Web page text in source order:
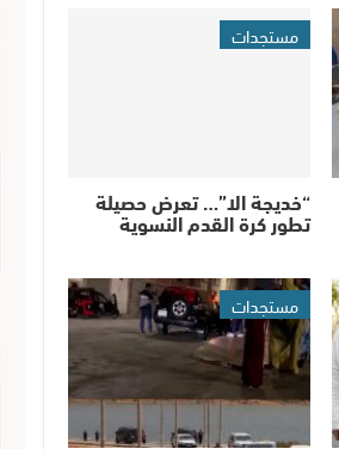
مستجدات
“خديجة الا”… تعرض حصيلة
تطور كرة القدم النسوية
مستجدات